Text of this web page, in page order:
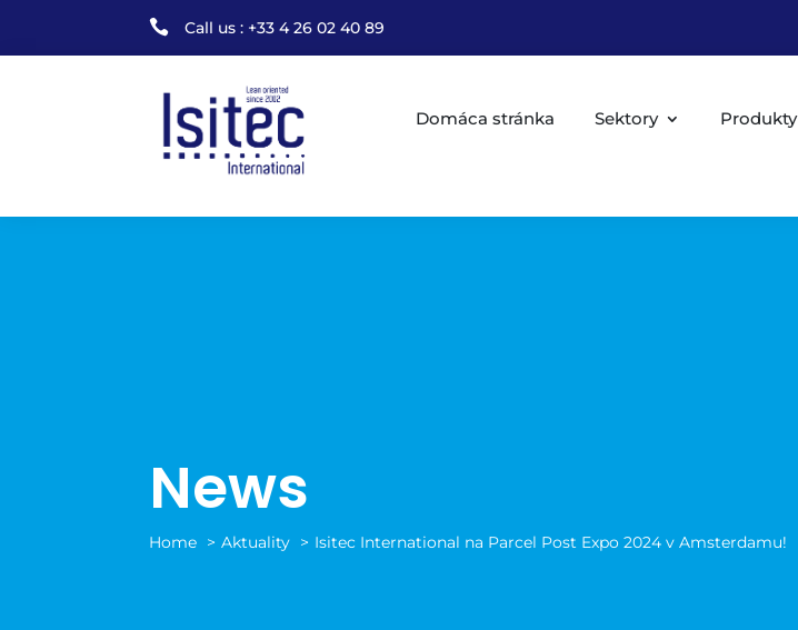
 Call us : +33 4 26 02 40 89
Domáca stránka Sektory Produkty
News
Home Aktuality Isitec International na Parcel Post Expo 2024 v Amsterdamu!